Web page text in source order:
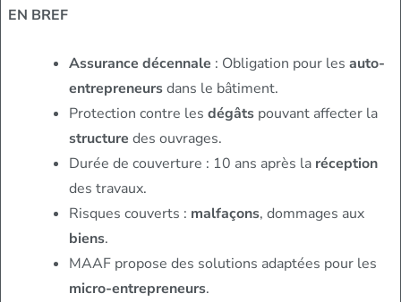
EN BREF
Assurance décennale : Obligation pour les auto-
entrepreneursdans le bâtiment.
Protection contre les dégâts pouvant affecter la
structure des ouvrages.
Durée de couverture : 10 ans après la réception
des travaux.
Risques couverts : malfaçons, dommages aux
biens.
MAAF propose des solutions adaptées pour les
micro-entrepreneurs.